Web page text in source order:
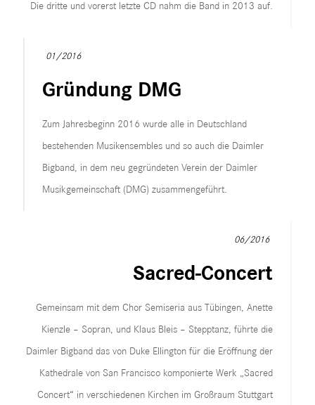
Die dritte und vorerst letzte CD nahm die Band in 2013 auf.
01/2016
Gründung DMG
Zum Jahresbeginn 2016 wurde alle in Deutschland
bestehenden Musikensembles und so auch die Daimler
Bigband, in dem neu gegründeten Verein der Daimler
Musikgemeinschaft (DMG) zusammengeführt.
06/2016
Sacred-Concert
Gemeinsam mit dem Chor Semiseria aus Tübingen, Anette
Kienzle – Sopran, und Klaus Bleis – Stepptanz, führte die
Daimler Bigband das von Duke Ellington für die Eröffnung der
Kathedrale von San Francisco komponierte Werk „Sacred
Concert“ in verschiedenen Kirchen im Großraum Stuttgart